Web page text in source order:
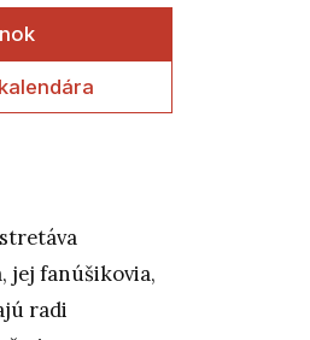
jej fanúšikovia,
radi